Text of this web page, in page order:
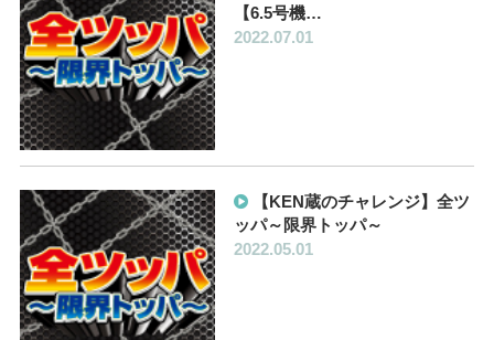
【6.5号機…
2022.07.01
【KEN蔵のチャレンジ】全ツ
ッパ～限界トッパ～
2022.05.01